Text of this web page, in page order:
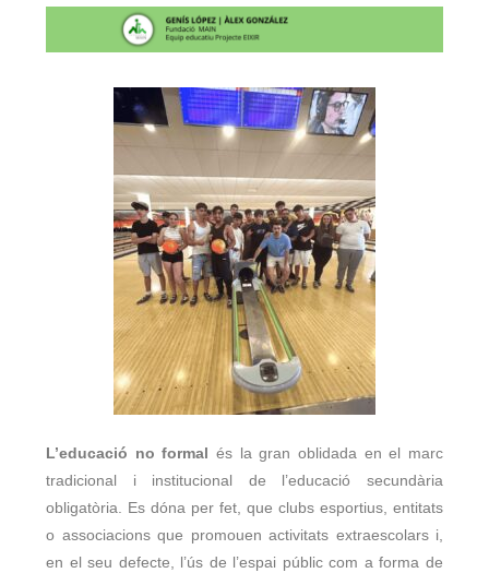
L’educació no formal és la gran oblidada en el marc
tradicional i institucional de l’educació secundària
obligatòria. Es dóna per fet, que clubs esportius, entitats
o associacions que promouen activitats extraescolars i,
en el seu defecte, l’ús de l’espai públic com a forma de